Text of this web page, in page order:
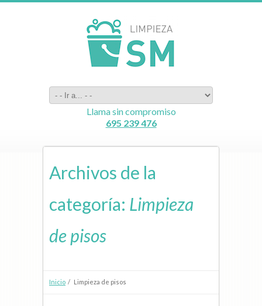
Llama sin compromiso
695 239 476
Archivos de la
categoría: Limpieza
de pisos
Inicio / Limpieza de pisos